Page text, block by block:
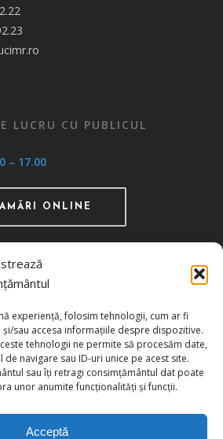
experiență, folosim tehnologii, cum ar fi
sau accesa informațiile despre dispozitive.
tehnologii ne permite să procesăm date,
navigare sau ID-uri unice pe acest site.
sau îți retragi consimțământul dat poate
unor anumite funcționalități și funcții.
Acceptă
LUCRU CU PUBLICUL
– 17.00
ONLINE
publicată în MO nr.